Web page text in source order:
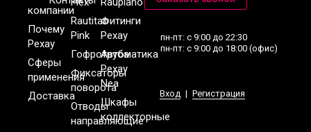
пн-пт: с 9:00 до 22:30
пн-пт: с 9:00 до 18:00 (офис)
Вход | Регистрация
компании
Почему
Рехау
Сферы
применения
Доставка
Rautitan
Pink
Гофротруба
Фиксаторы
поворота
Отводы
направляющие
Фитинги
Рехау
Автоматика
Рехау
Nea
Шкафы
коллекторные